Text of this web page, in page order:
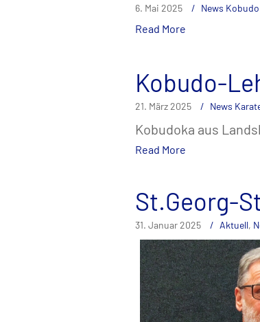
6. Mai 2025 News Kobudo
Read More
Kobudo-
21. März 2025 News
Kobudoka aus
Read More
St.Georg-
31. Januar 2025 Aktuell,